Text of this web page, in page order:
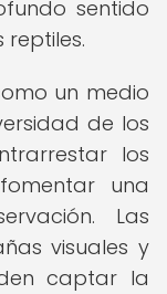
sentido
un medio
de los
los
una
Las
visuales y
captar la